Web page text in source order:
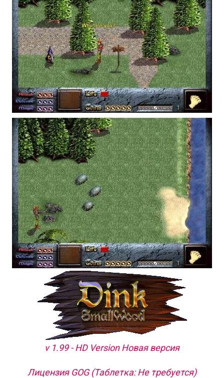
v 1.99 - HD Version Новая версия
Лицензия GOG (Таблетка: Не требуется)